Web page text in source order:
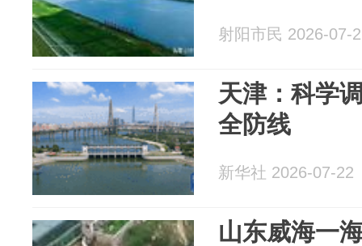
射阳市民 2026-07-
天津：科学
全防线
新华社 2026-07-22
山东威海一